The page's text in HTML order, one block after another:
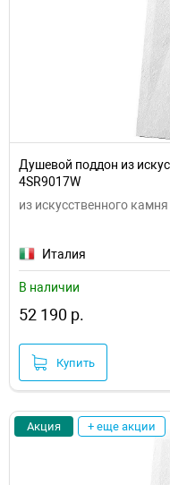
Душевой поддон из
4SR9017W
из искусственного
Италия
В наличии
52 190 р.
Купить
Акция + еще акции